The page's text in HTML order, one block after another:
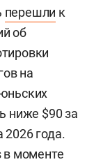
перешли к
об
на
ниже $90 за
года.
в моменте